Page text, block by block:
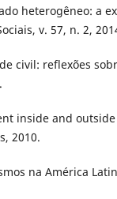
heterogêneo: a
v. 57, n. 2,
civil: reflexões
inside and
2010.
na América